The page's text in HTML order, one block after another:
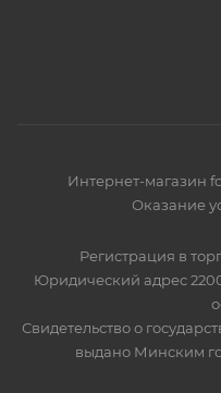
Интернет-магазин
Оказание
Регистрация в
Юридический адрес
Свидетельство о
выдано Минским